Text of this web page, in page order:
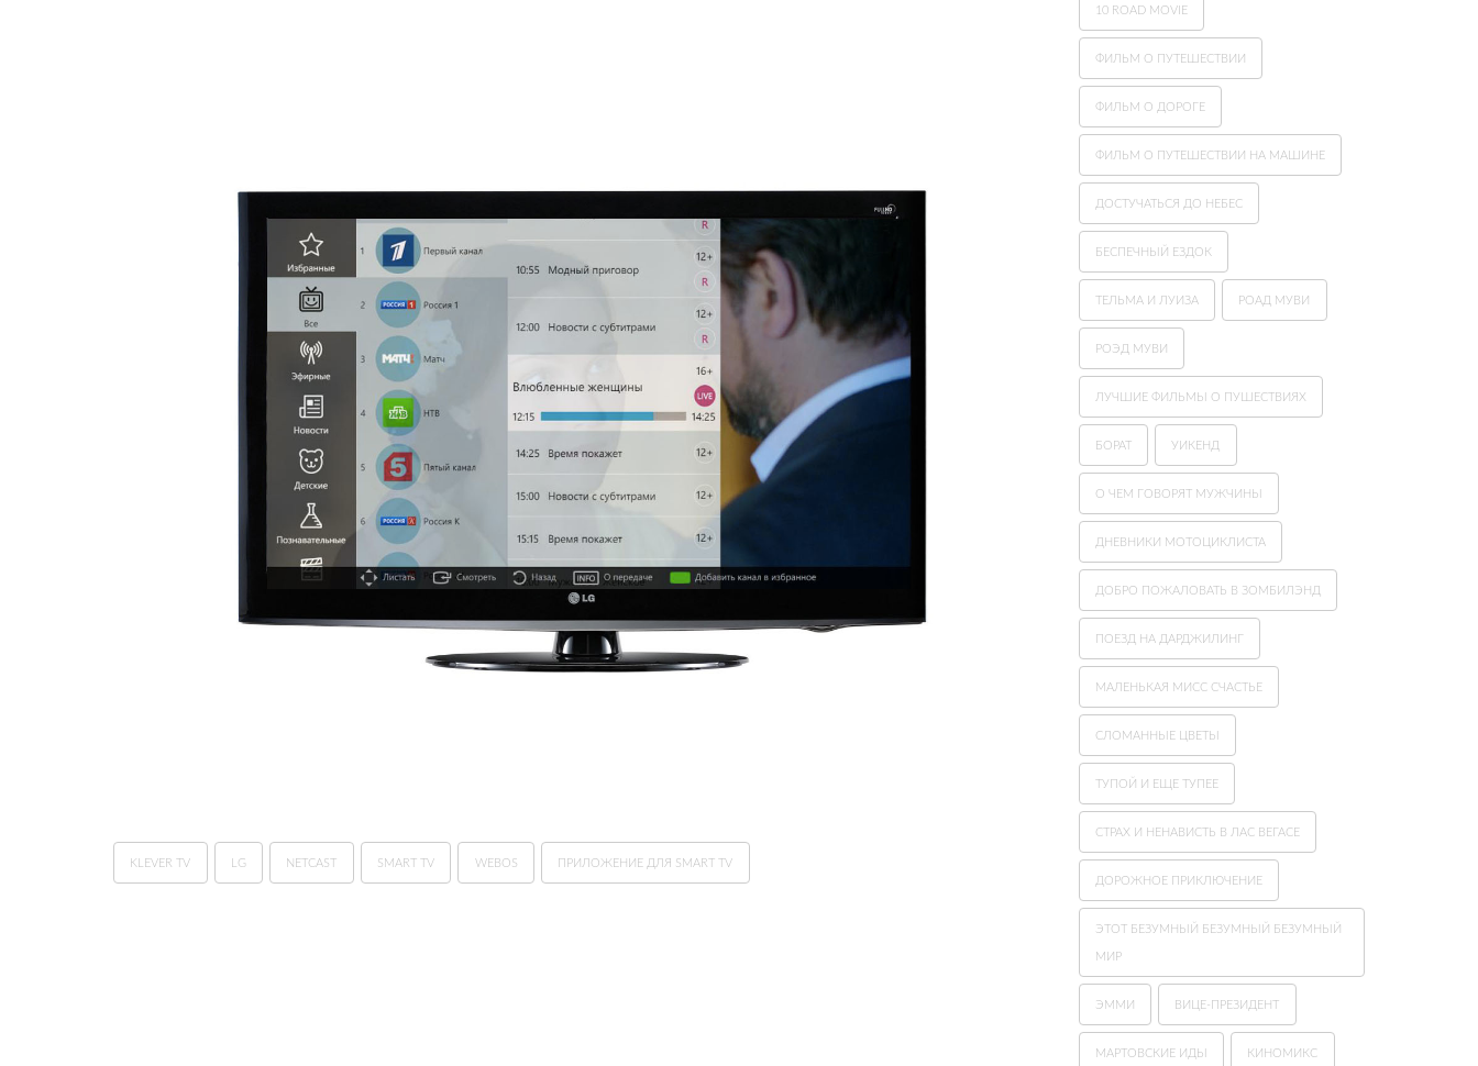
KLEVER TV LG NETCAST SMART TV WEBOS ПРИЛОЖЕНИЕ ДЛЯ SMART TV
10 ROAD MOVIE
ФИЛЬМ О ПУТЕШЕСТВИИ
ФИЛЬМ О ДОРОГЕ
ФИЛЬМ О ПУТЕШЕСТВИИ НА МАШИНЕ
ДОСТУЧАТЬСЯ ДО НЕБЕС
БЕСПЕЧНЫЙ ЕЗДОК
ТЕЛЬМА И ЛУИЗА РОАД МУВИ
РОЭД МУВИ
ЛУЧШИЕ ФИЛЬМЫ О ПУШЕСТВИЯХ
БОРАТ УИКЕНД
О ЧЕМ ГОВОРЯТ МУЖЧИНЫ
ДНЕВНИКИ МОТОЦИКЛИСТА
ДОБРО ПОЖАЛОВАТЬ В ЗОМБИЛЭНД
ПОЕЗД НА ДАРДЖИЛИНГ
МАЛЕНЬКАЯ МИСС СЧАСТЬЕ
СЛОМАННЫЕ ЦВЕТЫ
ТУПОЙ И ЕЩЕ ТУПЕЕ
СТРАХ И НЕНАВИСТЬ В ЛАС ВЕГАСЕ
ДОРОЖНОЕ ПРИКЛЮЧЕНИЕ
ЭТОТ БЕЗУМНЫЙ БЕЗУМНЫЙ БЕЗУМНЫЙ
МИР
ЭММИ ВИЦЕ-ПРЕЗИДЕНТ
МАРТОВСКИЕ ИДЫ КИНОМИКС